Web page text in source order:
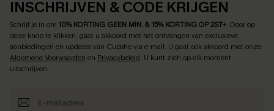
INSCHRIJVEN & CODE KRIJGEN
Schrijf je in om 10% KORTING GEEN MIN. & 15% KORTING OP 2ST+. Door op
deze knop te klikken, gaat u akkoord met het ontvangen van exclusieve
aanbiedingen en updates van Cupshe via e-mail. U gaat ook akkoord met onze
Algemene Voorwaarden en Privacybeleid. U kunt zich op elk moment
uitschrijven.